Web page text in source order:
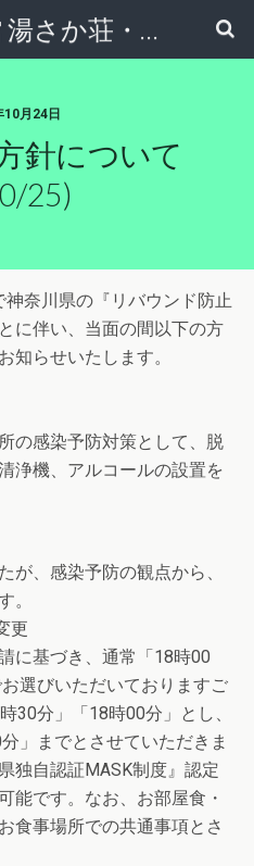
箱根温泉旅館 湯さか荘・ブログ
10月24日
針について
25)
奈川県の『リバウンド防止
に伴い、当面の間以下の方
知らせいたします。‌
の感染予防対策として、脱
浄機、アルコールの設置を
が、感染予防の観点から、
。
更‌
に基づき、通常「18時00
選びいただいておりますご
30分」「18時00分」とし、
」までとさせていただきま
独自認証MASK制度』認定
能です。なお、お部屋食・
食事場所での共通事項とさ